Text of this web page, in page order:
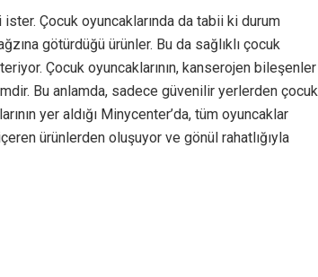
Çocuk oyuncaklarında da tabii ki durum
götürdüğü ürünler. Bu da sağlıklı çocuk
Çocuk oyuncaklarının, kanserojen bileşenler
Bu anlamda, sadece güvenilir yerlerden çocuk
yer aldığı Minycenter’da, tüm oyuncaklar
ürünlerden oluşuyor ve gönül rahatlığıyla